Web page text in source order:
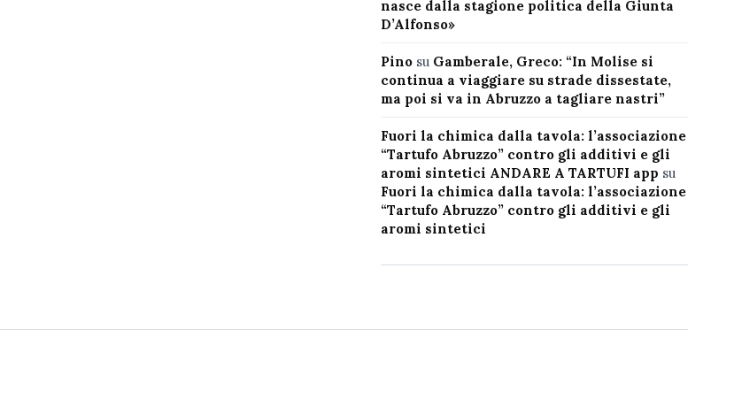
nasce dalla stagione politica della Giunta
D’Alfonso»
Pinosu Gamberale, Greco: “In Molise si
continua a viaggiare su strade dissestate,
ma poi si va in Abruzzo a tagliare nastri”
Fuori la chimica dalla tavola: l’associazione
“Tartufo Abruzzo” contro gli additivi e gli
aromi sintetici ANDARE A TARTUFI app su
Fuori la chimica dalla tavola: l’associazione
“Tartufo Abruzzo” contro gli additivi e gli
aromi sintetici